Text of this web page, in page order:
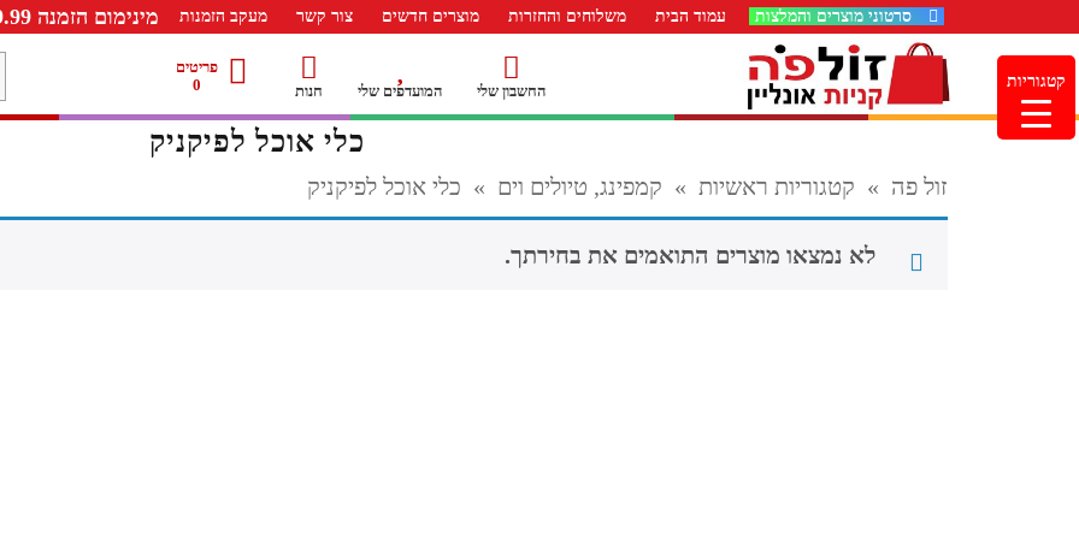
סרטוני מוצרים והמלצות עמוד הבית משלוחים והחזרות מוצרים חדשים צור קשר מעקב הזמנות מינימום הזמנה 99.99 ש"ח – משלוח חינם ברכישה מעל 249.99ש"ח
החשבון שלי המועדפים שלי חנות
פריטים
0
כלי אוכל לפיקניק
זול פה » קטגוריות ראשיות » קמפינג, טיולים וים » כלי אוכל לפיקניק
לא נמצאו מוצרים התואמים את בחירתך.
קטגוריות